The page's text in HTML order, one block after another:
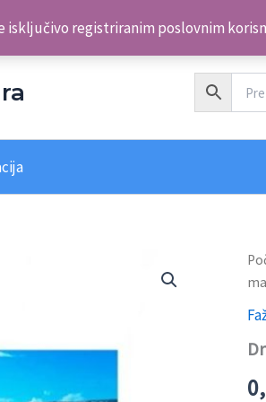
isključivo registriranim poslovnim
s